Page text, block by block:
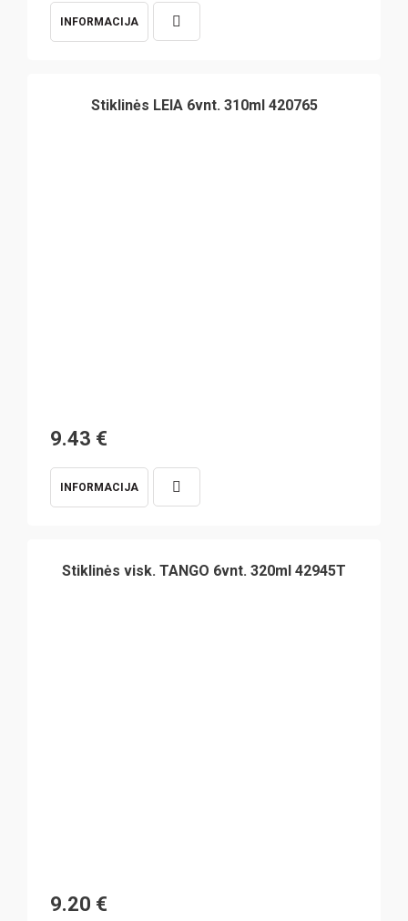
INFORMACIJA
Stiklinės LEIA 6vnt. 310ml 420765
9.43 €
INFORMACIJA
Stiklinės visk. TANGO 6vnt. 320ml 42945T
9.20 €